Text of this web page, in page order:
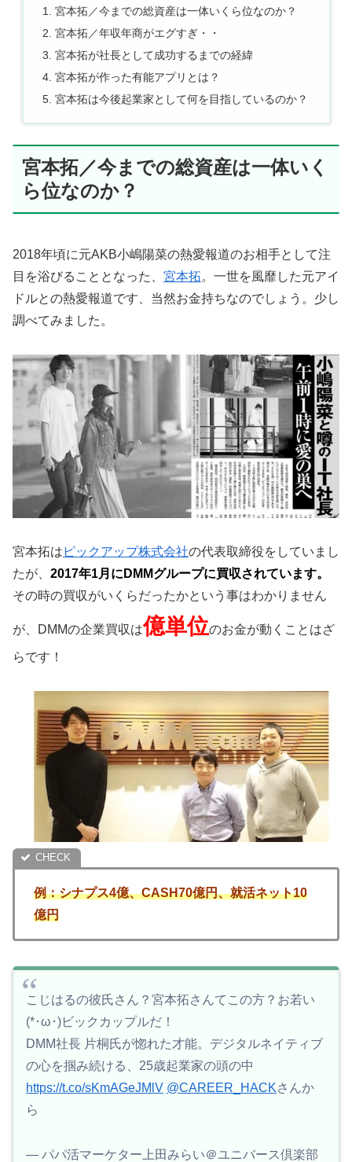
宮本拓／今までの総資産は一体いくら位なのか？
宮本拓／年収年商がエグすぎ・・
宮本拓が社長として成功するまでの経緯
宮本拓が作った有能アプリとは？
宮本拓は今後起業家として何を目指しているのか？
宮本拓／今までの総資産は一体いく
ら位なのか？
2018年頃に元AKB小嶋陽菜の熱愛報道のお相手として注
目を浴びることとなった、 宮本拓。一世を風靡した元アイ
ドルとの熱愛報道です、当然お金持ちなのでしょう。少し
調べてみました。
宮本拓は ピックアップ株式会社の代表取締役をしていまし
たが、 2017年1月にDMMグループに買収されています。
その時の買収がいくらだったかという事はわかりません
が、DMMの企業買収は億単位のお金が動くことはざ
らです！
例：シナプス4億、CASH70億円、就活ネット10
億円
こじはるの彼氏さん？宮本拓さんてこの方？お若い
(*･ω･)ビックカップルだ！
DMM社長 片桐氏が惚れた才能。デジタルネイティブ
の心を掴み続ける、25歳起業家の頭の中
https://t.co/sKmAGeJMlV @CAREER_HACKさんか
ら
— パパ活マーケター上田みらい＠ユニバース倶楽部